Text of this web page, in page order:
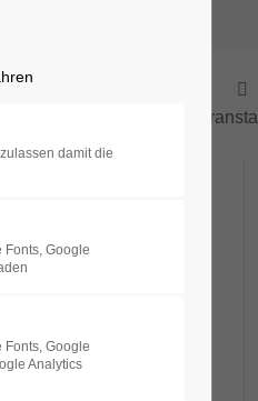
und Brandenburg
ihrer künstlerischen
in der
damit die
Fonts, Google
Fonts, Google
Analytics